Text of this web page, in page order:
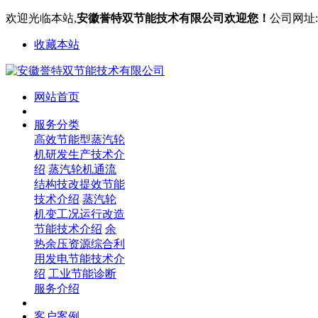
欢迎光临本站,安徽誉特双节能技术有限公司欢迎您！ 公司网址
收藏本站
网站首页
服务分类
高效节能型蒸汽轮
机研发生产技术介
绍 蒸汽轮机通流
结构技改提效节能
技术介绍 蒸汽轮
机变工况运行改造
节能技术介绍 余
热余压资源综合利
用发电节能技术介
绍 工业节能诊断
服务介绍